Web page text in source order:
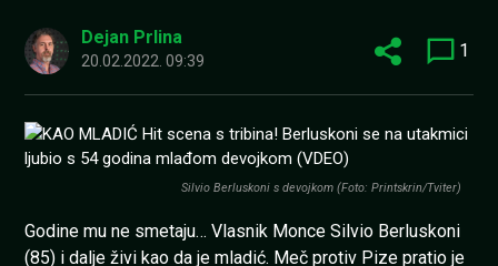
Dejan Prlina
20.02.2022. 09:39 1
Silvio Berluskoni s devojkom (Foto: Printskrin/Tviter)
Godine mu ne smetaju… Vlasnik Monce Silvio Berluskoni
(85) i dalje živi kao da je mladić. Meč protiv Pize pratio je